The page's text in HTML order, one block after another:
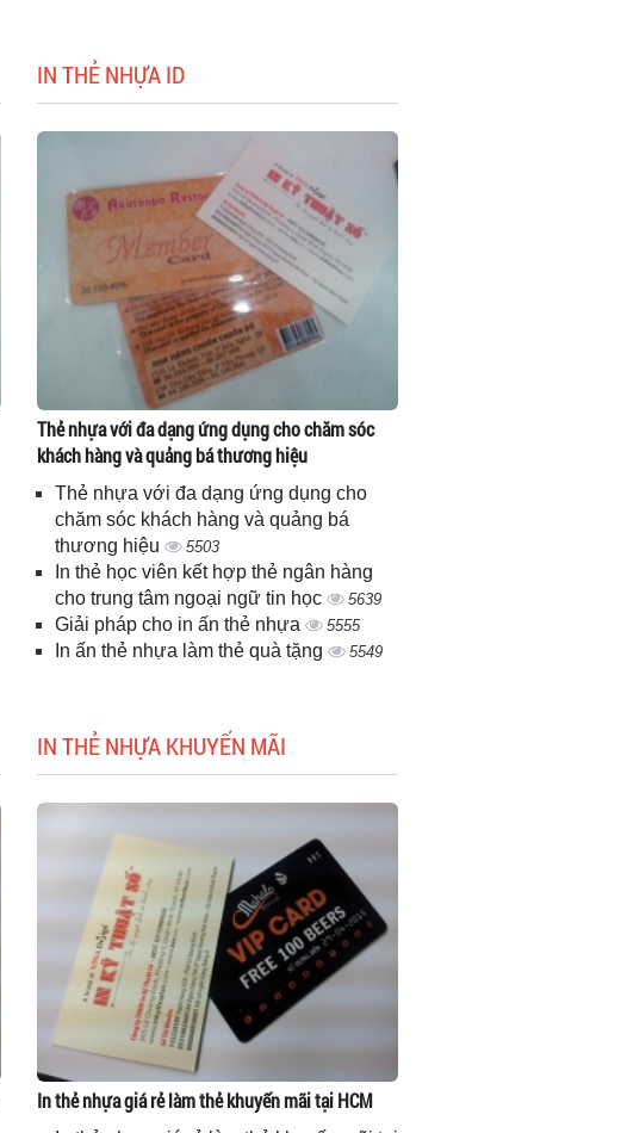
IN THẺ NHỰA ID
Thẻ nhựa với đa dạng ứng dụng cho chăm sóc
khách hàng và quảng bá thương hiệu
Thẻ nhựa với đa dạng ứng dụng cho
chăm sóc khách hàng và quảng bá
thương hiệu
5503
In thẻ học viên kết hợp thẻ ngân hàng
cho trung tâm ngoại ngữ tin học
5639
Giải pháp cho in ấn thẻ nhựa 5555
In ấn thẻ nhựa làm thẻ quà tặng 5549
IN THẺ NHỰA KHUYẾN MÃI
In thẻ nhựa giá rẻ làm thẻ khuyến mãi tại HCM